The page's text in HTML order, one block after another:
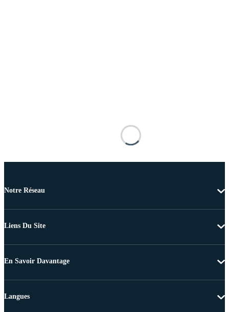
Notre Réseau
Liens Du Site
En Savoir Davantage
Langues